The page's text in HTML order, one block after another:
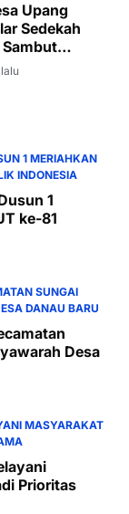
Upang
Sedekah
H
1 MERIAHKAN
INDONESIA
1
ke-81
SUNGAI
DANAU BARU
Desa
MASYARAKAT
Prioritas